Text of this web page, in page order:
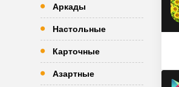
Аркады
Настольные
Карточные
Азартные